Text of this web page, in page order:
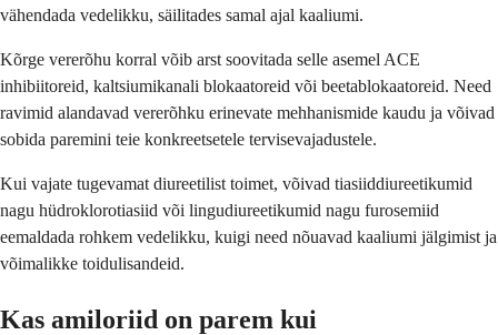
vähendada vedelikku, säilitades samal ajal kaaliumi.
Kõrge vererõhu korral võib arst soovitada selle asemel ACE
inhibiitoreid, kaltsiumikanali blokaatoreid või beetablokaatoreid. Need
ravimid alandavad vererõhku erinevate mehhanismide kaudu ja võivad
sobida paremini teie konkreetsetele tervisevajadustele.
Kui vajate tugevamat diureetilist toimet, võivad tiasiiddiureetikumid
nagu hüdroklorotiasiid või lingudiureetikumid nagu furosemiid
eemaldada rohkem vedelikku, kuigi need nõuavad kaaliumi jälgimist ja
võimalikke toidulisandeid.
Kas amiloriid on parem kui